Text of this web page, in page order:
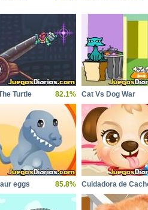
Turtle 82.1% Cat Vs Dog War
eggs 85.8%